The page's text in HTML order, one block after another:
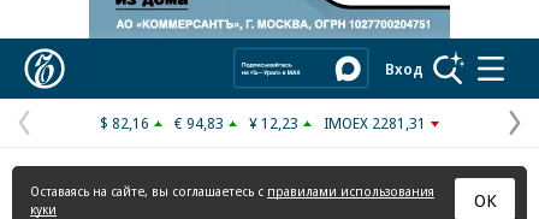
Вход
Предыдущая
страница
$ 82,16 € 94,83 ¥ 12,23 IMOEX 2281,31
Оставаясь на сайте, вы соглашаетесь с правилами использования
куки
ОК